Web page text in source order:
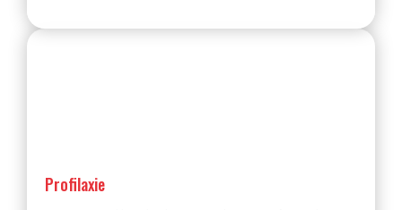
Profilaxie